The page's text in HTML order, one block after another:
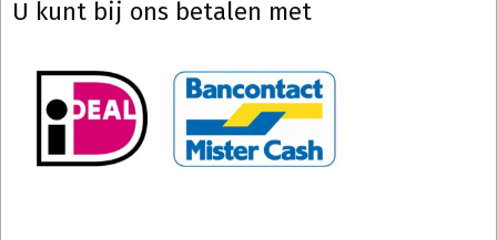
U kunt bij ons betalen met